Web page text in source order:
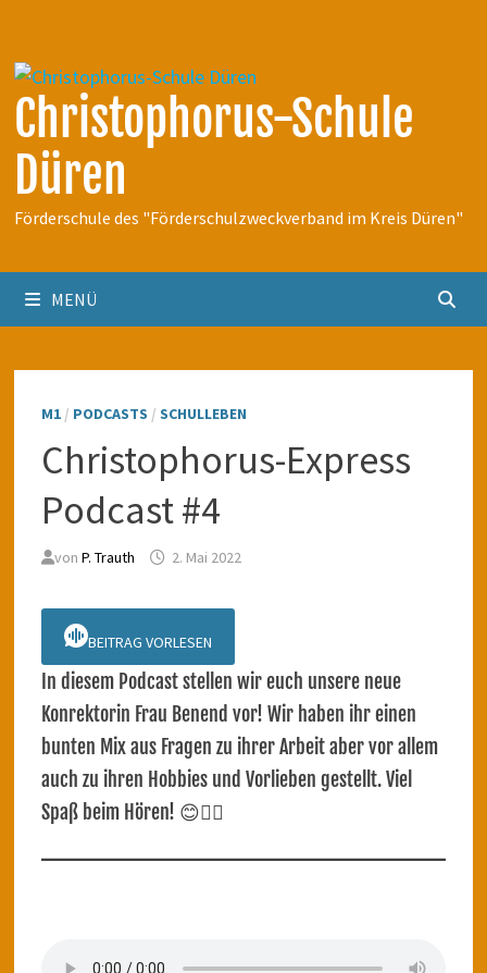
springen
Christophorus-Schule
Düren
Förderschule des "Förderschulzweckverband im Kreis Düren"
MENÜ
M1/ PODCASTS / SCHULLEBEN
Christophorus-Express
Podcast #4
von P. Trauth 2. Mai 2022
BEITRAG VORLESEN
In diesem Podcast stellen wir euch unsere neue
Konrektorin Frau Benend vor! Wir haben ihr einen
bunten Mix aus Fragen zu ihrer Arbeit aber vor allem
auch zu ihren Hobbies und Vorlieben gestellt. Viel
Spaß beim Hören! 😊✌🏽